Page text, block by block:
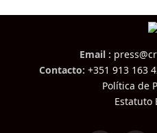
Email :
Contacto: +351 913 163
Política de
Estatuto